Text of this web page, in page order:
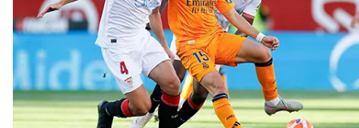
jugador del Granada CF
El Granada negocia con el Sevilla FC por Alberto
Flores
IDV reclama dinero al Sevilla por Mercado